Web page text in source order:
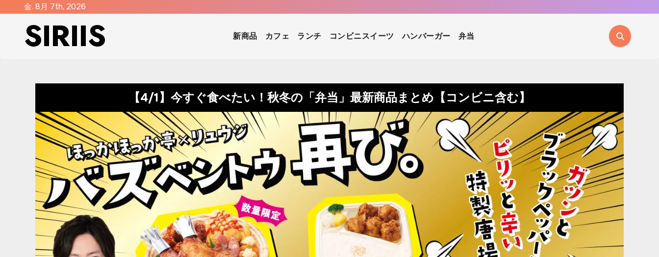
金. 8月 7th, 2026
SIRIIS 新商品 カフェ ランチ コンビニスイーツ ハンバーガー 弁当
【4/1】今すぐ食べたい！秋冬の「弁当」最新商品まとめ【コンビニ含む】